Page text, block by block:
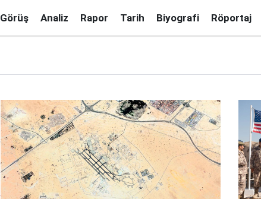
Görüş Analiz Rapor Tarih Biyografi Röportaj